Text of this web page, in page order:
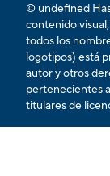
© undefined
contenido
todos los
logotipos) está
autor y otros
pertenecientes
titulares de